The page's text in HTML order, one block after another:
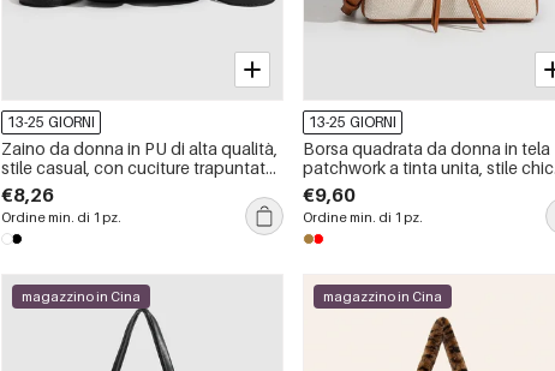
13-25 GIORNI
Zaino da donna in PU di alta qualità,
stile casual, con cuciture trapuntate,
dettagli in metallo e catena in tinta
unita.
€8,26
Ordine min. di 1 pz.
13-25 GIORNI
Borsa quadrata da donna in tela
patchwork a tinta unita, stile chic
parigino.
€9,60
Ordine min. di 1 pz.
magazzino in Cina magazzino in Cina